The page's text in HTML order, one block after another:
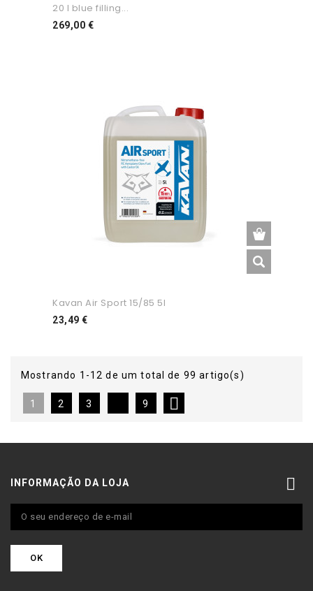
20 l blue filling...
269,00 €Preço
Kavan Air Sport 15/85 5l
23,49 €Preço
Mostrando 1-12 de um total de 99 artigo(s)
1 2 3 9 
INFORMAÇÃO DA LOJA 